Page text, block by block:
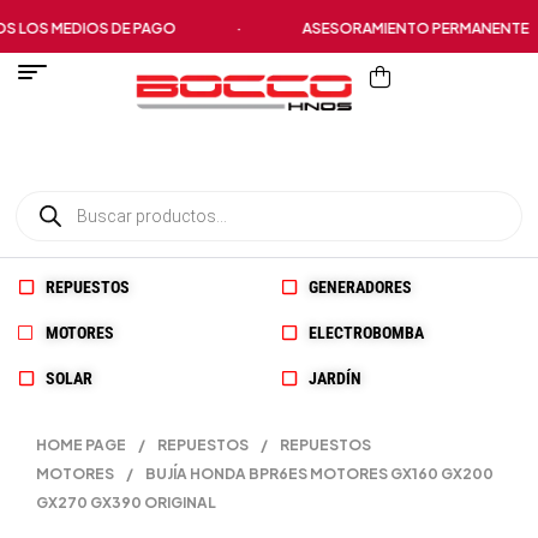
MEDIOS DE PAGO ASESORAMIENTO PERMANENTE
REPUESTOS GENERADORES
MOTORES ELECTROBOMBA
SOLAR JARDÍN
HOME PAGE / REPUESTOS /
REPUESTOS
MOTORES
/
BUJÍA HONDA BPR6ES MOTORES GX160 GX200
GX270 GX390 ORIGINAL